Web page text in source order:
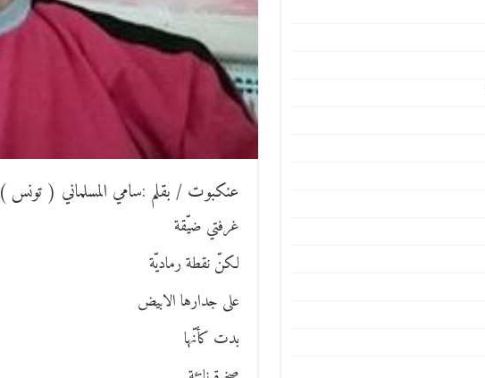
عنكبوت / بقلم :سامي المسلماني ( تونس )
غرفتي ضيّقة
لكنّ نقطة رماديّة
على جدارها الابيض
بدت كأنّها